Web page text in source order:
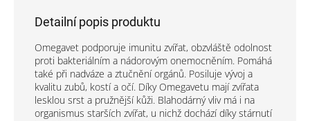
Detailní popis produktu
Omegavet podporuje imunitu zvířat, obzvláště odolnost
proti bakteriálním a nádorovým onemocněním. Pomáhá
také při nadváze a ztučnění orgánů. Posiluje vývoj a
kvalitu zubů, kostí a očí. Díky Omegavetu mají zvířata
lesklou srst a pružnější kůži. Blahodárný vliv má i na
organismus starších zvířat, u nichž dochází díky stárnutí